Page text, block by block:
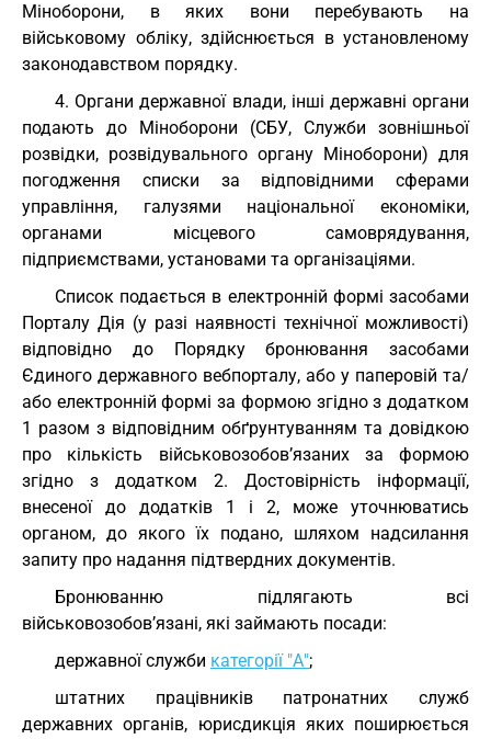
Міноборони, в яких вони перебувають на
військовому обліку, здійснюється в установленому
законодавством порядку.
4. Органи державної влади, інші державні органи
подають до Міноборони (СБУ, Служби зовнішньої
розвідки, розвідувального органу Міноборони) для
погодження списки за відповідними сферами
управління, галузями національної економіки,
органами місцевого самоврядування,
підприємствами, установами та організаціями.
Список подається в електронній формі засобами
Порталу Дія (у разі наявності технічної можливості)
відповідно до Порядку бронювання засобами
Єдиного державного вебпорталу, або у паперовій та/
або електронній формі за формою згідно з додатком
1 разом з відповідним обґрунтуванням та довідкою
про кількість військовозобов’язаних за формою
згідно з додатком 2. Достовірність інформації,
внесеної до додатків 1 і 2, може уточнюватись
органом, до якого їх подано, шляхом надсилання
запиту про надання підтвердних документів.
Бронюванню підлягають всі
військовозобов’язані, які займають посади:
державної служби категорії "А";
штатних працівників патронатних служб
державних органів, юрисдикція яких поширюється